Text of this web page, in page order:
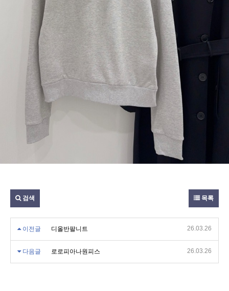
검색 목록
이전글 디올반팔니트 26.03.26
다음글 로로피아나원피스 26.03.26